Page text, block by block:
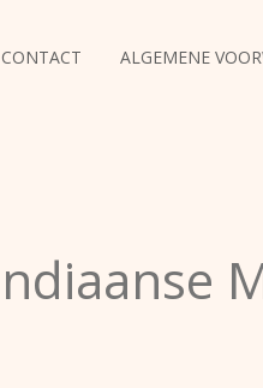
CONTACT ALGEMENE